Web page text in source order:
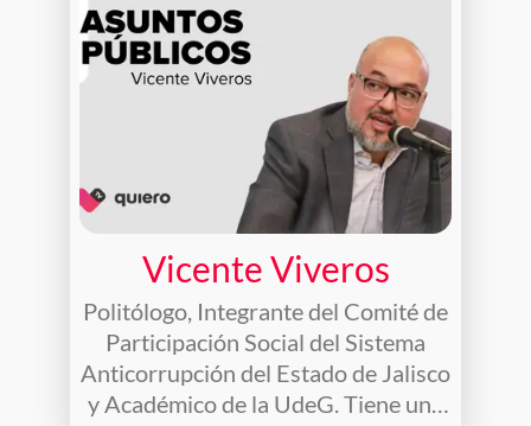
Vicente Viveros
Politólogo, Integrante del Comité de
Participación Social del Sistema
Anticorrupción del Estado de Jalisco
y Académico de la UdeG. Tiene una